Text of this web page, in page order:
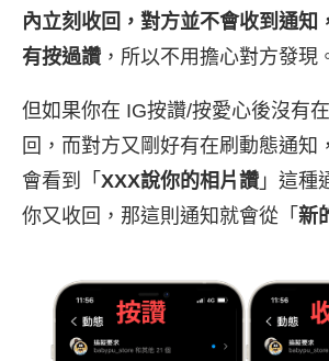
內立刻收回，對方並不會收到通知
有按過讚 ，所以不用擔心對方發現
但如果你在 IG按讚/按愛心後沒有
回，而對方又剛好有在刷動態通知
會看到「 XXX說你的相片讚 」這種
你又收回，那這則通知就會從「 新